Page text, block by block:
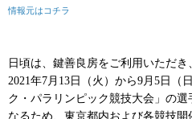
情報元はコチラ
日頃は、鍵善良房をご利用いただき
2021年7月13日（火）から9月5日（
ク・パラリンピック競技大会」の
なるため、東京都内および各競技